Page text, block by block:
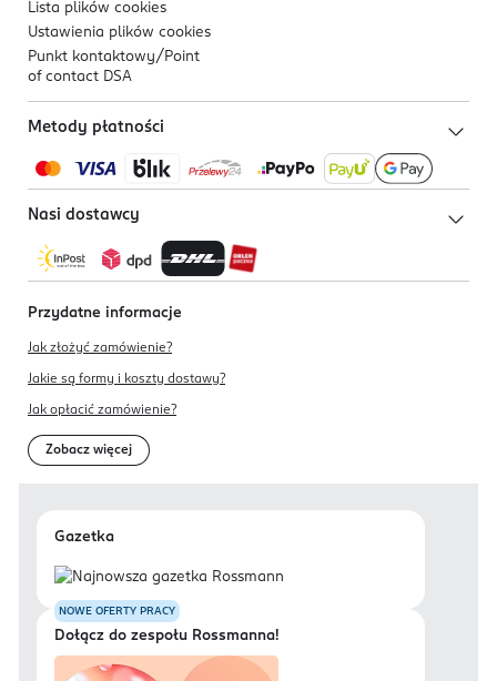
Lista plików cookies
Ustawienia plików cookies
Punkt kontaktowy/ Point
of contact DSA
Metody płatności
Nasi dostawcy
Przydatne informacje
Jak złożyć zamówienie?
Jakie są formy i koszty dostawy?
Jak opłacić zamówienie?
Zobacz więcej
Gazetka
NOWE OFERTY PRACY
Dołącz do zespołu Rossmanna!